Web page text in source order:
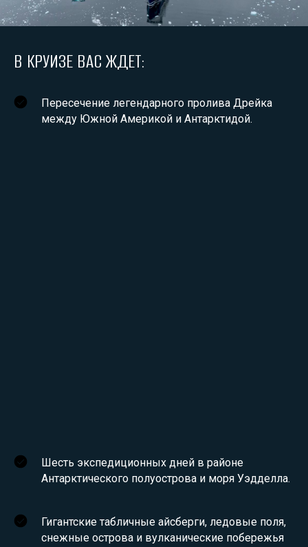
В КРУИЗЕ ВАС ЖДЕТ:
Пересечение легендарного пролива Дрейка
между Южной Америкой и Антарктидой.
Шесть экспедиционных дней в районе
Антарктического полуострова и моря Уэдделла.
Гигантские табличные айсберги, ледовые поля,
снежные острова и вулканические побережья